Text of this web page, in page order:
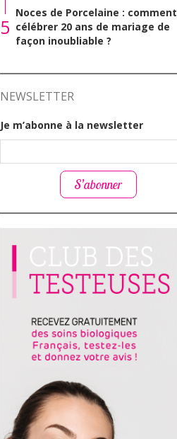
5
Noces de Porcelaine : comment
célébrer 20 ans de mariage de
façon inoubliable ?
NEWSLETTER
Je m’abonne à la newsletter
S’abonner